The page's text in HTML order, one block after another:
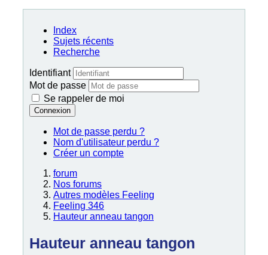
Index
Sujets récents
Recherche
Identifiant
Mot de passe
Se rappeler de moi
Connexion
Mot de passe perdu ?
Nom d'utilisateur perdu ?
Créer un compte
forum
Nos forums
Autres modèles Feeling
Feeling 346
Hauteur anneau tangon
Hauteur anneau tangon